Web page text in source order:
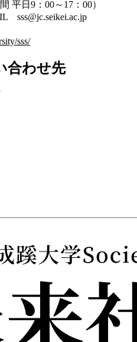
平日9：00～17：00）
sss@jc.seikei.ac.jp
sss/
合わせ先